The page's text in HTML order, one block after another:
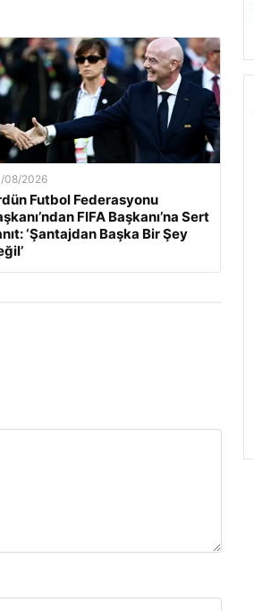
08/2026
Futbol Federasyonu
FIFA Başkanı’na Sert
‘Şantajdan Başka Bir Şey